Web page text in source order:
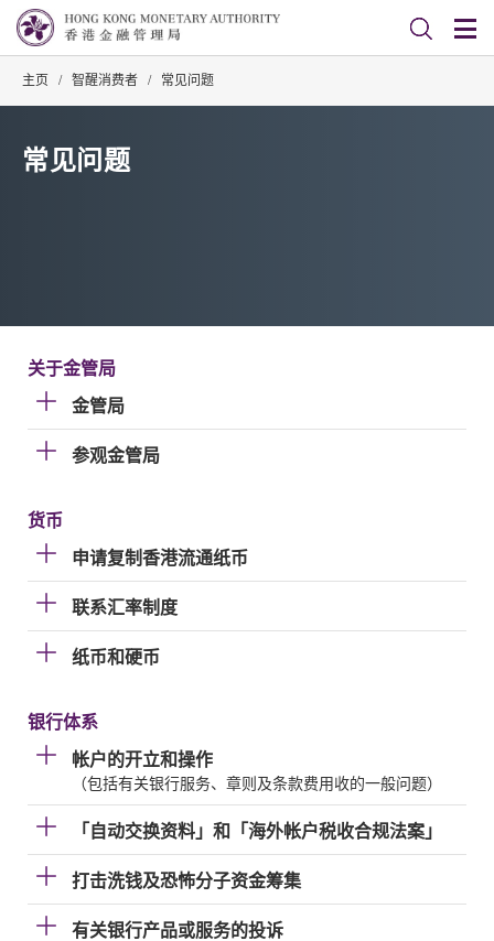
主页 / 智醒消费者 / 常见问题
常见问题
关于金管局
金管局
参观金管局
货币
申请复制香港流通纸币
联系汇率制度
纸币和硬币
银行体系
帐户的开立和操作
（包括有关银行服务、章则及条款费用收的一般问题）
「自动交换资料」和「海外帐户税收合规法案」
打击洗钱及恐怖分子资金筹集
有关银行产品或服务的投诉